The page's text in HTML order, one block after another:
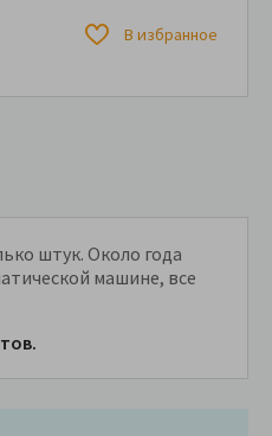
В избранное
штук. Около года
машине, все